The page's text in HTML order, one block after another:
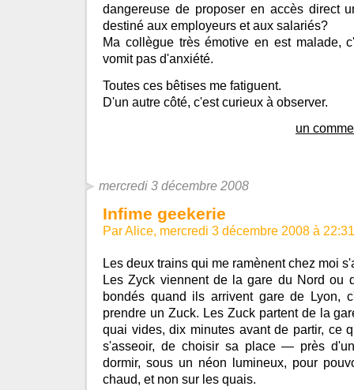
dangereuse de proposer en accès direct
destiné aux employeurs et aux salariés?
Ma collègue très émotive en est malade,
vomit pas d'anxiété.
Toutes ces bêtises me fatiguent.
D'un autre côté, c'est curieux à observer.
un
mercredi 3 décembre 2008
Infime geekerie
Par Alice, mercredi 3 décembre 2008 à
Les deux trains qui me ramènent chez moi
Les Zyck viennent de la gare du Nord ou
bondés quand ils arrivent gare de Lyon,
prendre un Zuck. Les Zuck partent de la
quai vides, dix minutes avant de partir, ce
s'asseoir, de choisir sa place — près
dormir, sous un néon lumineux, pour
chaud, et non sur les quais.